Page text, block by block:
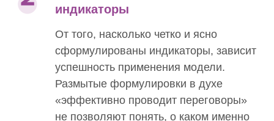
индикаторы
От того, насколько четко и ясно
сформулированы индикаторы, зависит
успешность применения модели.
Размытые формулировки в духе
«эффективно проводит переговоры»
не позволяют понять, о каком именно